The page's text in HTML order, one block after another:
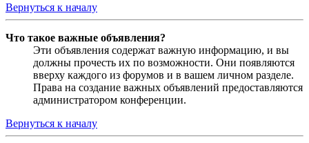
Вернуться к началу
Что такое важные объявления?
Эти объявления содержат важную информацию, и вы
должны прочесть их по возможности. Они появляются
вверху каждого из форумов и в вашем личном разделе.
Права на создание важных объявлений предоставляются
администратором конференции.
Вернуться к началу